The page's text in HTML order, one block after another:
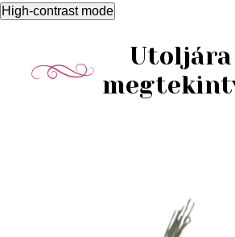
High-contrast mode
Utoljára